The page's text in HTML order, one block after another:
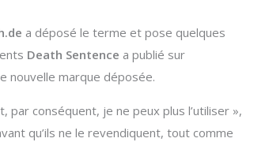
a déposé le terme et pose quelques
Death Sentence a publié sur
nouvelle marque déposée.
par conséquent, je ne peux plus l’utiliser »,
qu’ils ne le revendiquent, tout comme